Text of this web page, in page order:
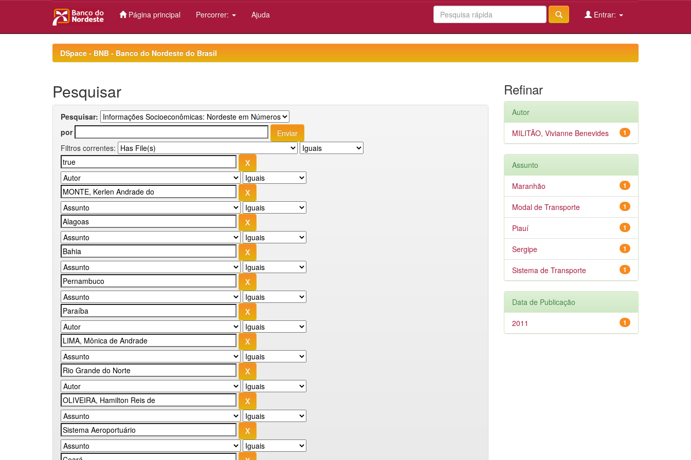
Página principal Percorrer: Ajuda Entrar:
DSpace - BNB - Banco do Nordeste do Brasil
Pesquisar
Pesquisar:
por
Filtros correntes:
Refinar
Autor
1
MILITÃO, Vivianne Benevides
Assunto
1
Maranhão
1
Modal de Transporte
1
Piauí
1
Sergipe
1
Sistema de Transporte
Data de Publicação
1
2011